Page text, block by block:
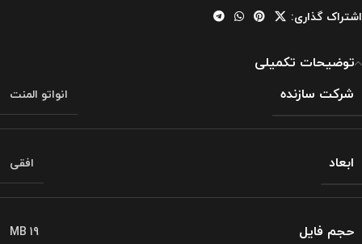
اشتراک گذاری:
توضیحات تکمیلی
شرکت سازنده
انواتو المنت
ابعاد افقی
حجم فایل MB 19